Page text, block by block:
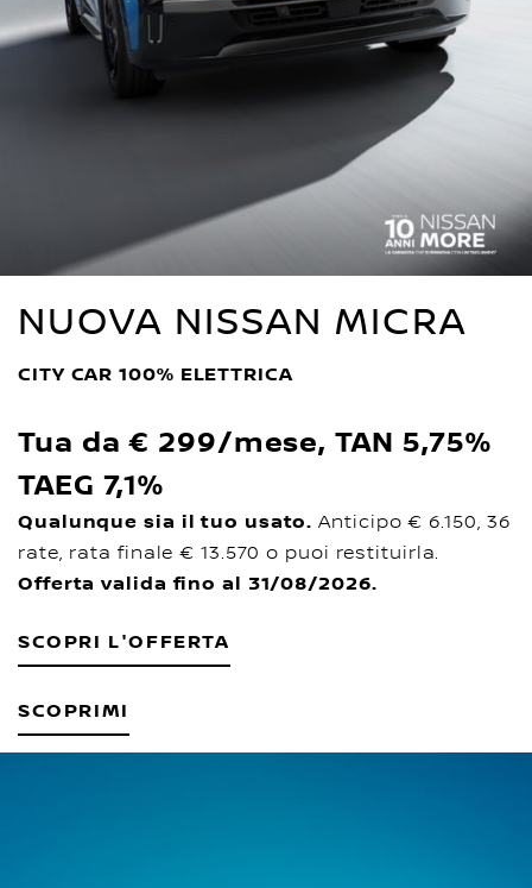
NUOVA NISSAN MICRA
CITY CAR 100% ELETTRICA
Tua da € 299/mese, TAN 5,75%
TAEG 7,1%
Qualunque sia il tuo usato. Anticipo € 6.150, 36
rate, rata finale € 13.570 o puoi restituirla.
Offerta valida fino al 31/08/2026.
SCOPRI L'OFFERTA
SCOPRIMI